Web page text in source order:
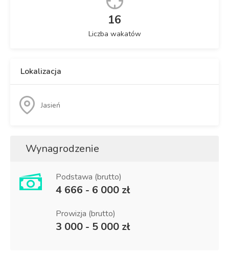
16
Liczba wakatów
Lokalizacja
Jasień
Wynagrodzenie
Podstawa (brutto)
4 666 - 6 000 zł
Prowizja (brutto)
3 000 - 5 000 zł